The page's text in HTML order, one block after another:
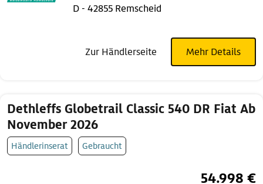
D - 42855 Remscheid
Zur Händlerseite Mehr Details
Dethleffs Globetrail Classic 540 DR Fiat Ab
November 2026
Händlerinserat Gebraucht
54.998 €